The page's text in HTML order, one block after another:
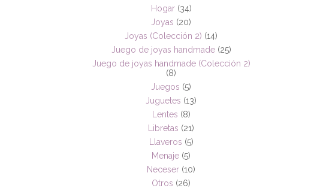
Hogar (34)
Joyas (20)
Joyas (Colección 2) (14)
Juego de joyas handmade (25)
Juego de joyas handmade (Colección 2)
(8)
Juegos (5)
Juguetes (13)
Lentes (8)
Libretas (21)
Llaveros (5)
Menaje (5)
Neceser (10)
Otros (26)